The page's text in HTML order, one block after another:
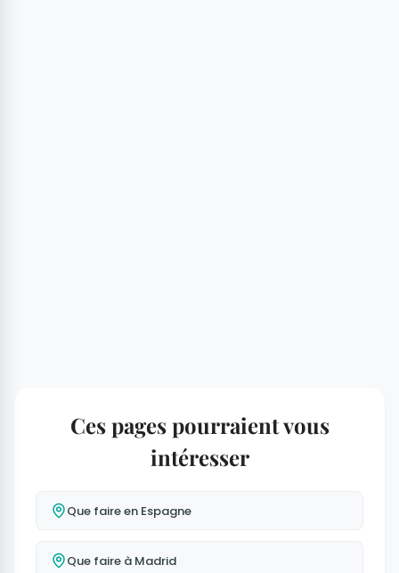
Ces pages pourraient vous
intéresser
Que faire en Espagne
Que faire à Madrid